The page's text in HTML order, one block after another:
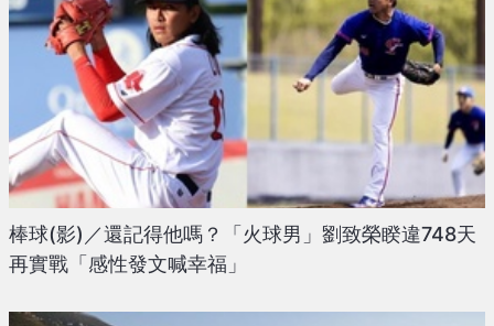
棒球(影)／還記得他嗎？「火球男」劉致榮睽違748天
再實戰「感性發文喊幸福」